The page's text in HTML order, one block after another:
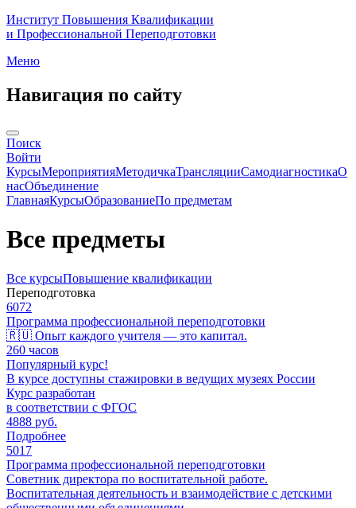
Институт Повышения Квалификации
и Профессиональной Переподготовки
Меню
Навигация по сайту
Поиск
Войти
КурсыМероприятияМетодичкаТрансляцииСамодиагностикаО
насОбъединение
ГлавнаяКурсыОбразованиеПо предметам
Все предметы
Все курсыПовышение квалификации
Переподготовка
6072
Программа профессиональной переподготовки
🇷🇺 Опыт каждого учителя — это капитал.
260 часов
Популярный курс!
В курсе доступны стажировки в ведущих музеях России
Курс разработан
в соответствии с ФГОС
4888 руб.
Подробнее
5017
Программа профессиональной переподготовки
Советник директора по воспитательной работе.
Воспитательная деятельность и взаимодействие с детскими